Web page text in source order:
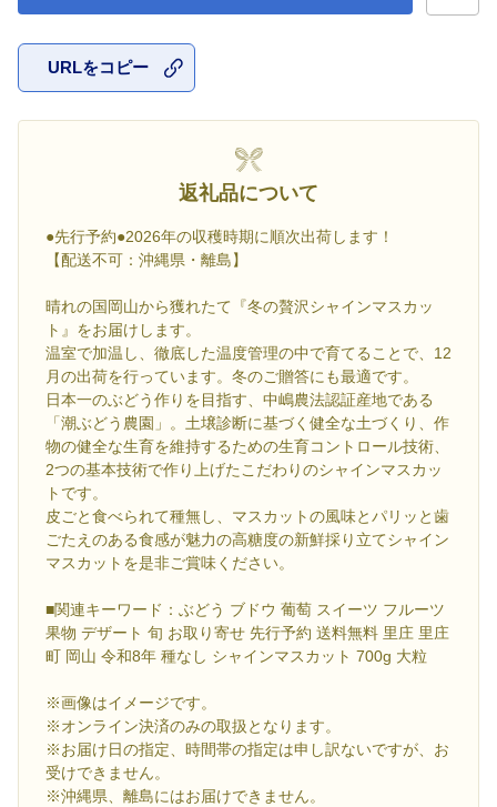
URLをコピー
返礼品について
●先行予約●2026年の収穫時期に順次出荷します！
【配送不可：沖縄県・離島】
晴れの国岡山から獲れたて『冬の贅沢シャインマスカッ
ト』をお届けします。
温室で加温し、徹底した温度管理の中で育てることで、12
月の出荷を行っています。冬のご贈答にも最適です。
日本一のぶどう作りを目指す、中嶋農法認証産地である
「潮ぶどう農園」。土壌診断に基づく健全な土づくり、作
物の健全な生育を維持するための生育コントロール技術、
2つの基本技術で作り上げたこだわりのシャインマスカッ
トです。
皮ごと食べられて種無し、マスカットの風味とパリッと歯
ごたえのある食感が魅力の高糖度の新鮮採り立てシャイン
マスカットを是非ご賞味ください。
■関連キーワード：ぶどう ブドウ 葡萄 スイーツ フルーツ
果物 デザート 旬 お取り寄せ 先行予約 送料無料 里庄 里庄
町 岡山 令和8年 種なし シャインマスカット 700g 大粒
※画像はイメージです。
※オンライン決済のみの取扱となります。
※お届け日の指定、時間帯の指定は申し訳ないですが、お
受けできません。
※沖縄県、離島にはお届けできません。